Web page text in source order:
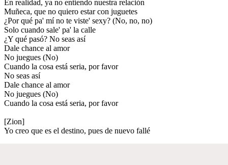
En realidad, ya no entiendo nuestra relación
Muñeca, que no quiero estar con juguetes
¿Por qué pa' mí no te viste' sexy? (No, no, no)
Solo cuando sale' pa' la calle
¿Y qué pasó? No seas así
Dale chance al amor
No juegues (No)
Cuando la cosa está seria, por favor
No seas así
Dale chance al amor
No juegues (No)
Cuando la cosa está seria, por favor
[Zion]
Yo creo que es el destino, pues de nuevo fallé